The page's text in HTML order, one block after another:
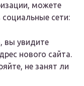
можете
социальные сети:
вы увидите
нового сайта.
не занят ли